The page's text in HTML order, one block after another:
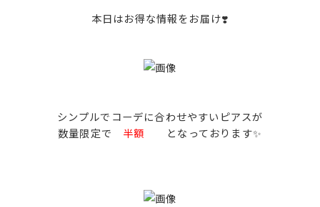
本日はお得な情報をお届け❣️
シンプルでコーデに合わせやすいピアスが
数量限定で 半額 となっております✨